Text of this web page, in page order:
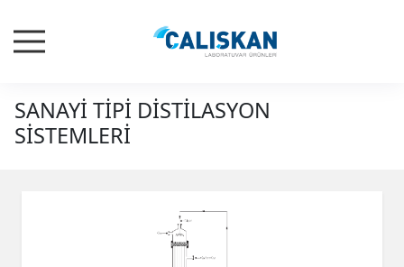
SANAYİ TİPİ DİSTİLASYON
SİSTEMLERİ